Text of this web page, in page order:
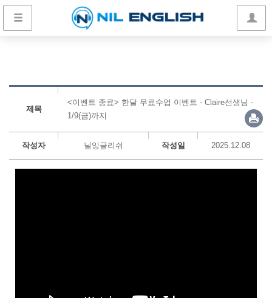
제목
<이벤트 종료> 한달 무료수업 이벤트 - Claire선생님 -
1/9(금)까지
작성자 닐잉글리쉬 작성일 2025.12.08